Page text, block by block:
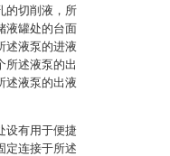
的切削液，所
液罐处的台面
述液泵的进液
所述液泵的出
述液泵的出液
设有用于便捷
定连接于所述